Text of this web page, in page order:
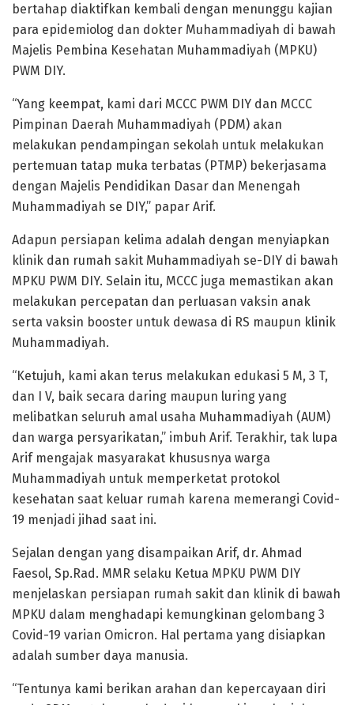
bertahap diaktifkan kembali dengan menunggu kajian
para epidemiolog dan dokter Muhammadiyah di bawah
Majelis Pembina Kesehatan Muhammadiyah (MPKU)
PWM DIY.
“Yang keempat, kami dari MCCC PWM DIY dan MCCC
Pimpinan Daerah Muhammadiyah (PDM) akan
melakukan pendampingan sekolah untuk melakukan
pertemuan tatap muka terbatas (PTMP) bekerjasama
dengan Majelis Pendidikan Dasar dan Menengah
Muhammadiyah se DIY,” papar Arif.
Adapun persiapan kelima adalah dengan menyiapkan
klinik dan rumah sakit Muhammadiyah se-DIY di bawah
MPKU PWM DIY. Selain itu, MCCC juga memastikan akan
melakukan percepatan dan perluasan vaksin anak
serta vaksin booster untuk dewasa di RS maupun klinik
Muhammadiyah.
“Ketujuh, kami akan terus melakukan edukasi 5 M, 3 T,
dan I V, baik secara daring maupun luring yang
melibatkan seluruh amal usaha Muhammadiyah (AUM)
dan warga persyarikatan,” imbuh Arif. Terakhir, tak lupa
Arif mengajak masyarakat khususnya warga
Muhammadiyah untuk memperketat protokol
kesehatan saat keluar rumah karena memerangi Covid-
19 menjadi jihad saat ini.
Sejalan dengan yang disampaikan Arif, dr. Ahmad
Faesol, Sp.Rad. MMR selaku Ketua MPKU PWM DIY
menjelaskan persiapan rumah sakit dan klinik di bawah
MPKU dalam menghadapi kemungkinan gelombang 3
Covid-19 varian Omicron. Hal pertama yang disiapkan
adalah sumber daya manusia.
“Tentunya kami berikan arahan dan kepercayaan diri